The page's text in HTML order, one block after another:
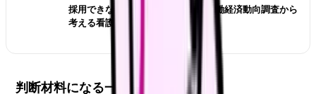
採用できない職場を見抜くには？労働経済動向調査から
考える看護師の面接質問
判断材料になる一次情報